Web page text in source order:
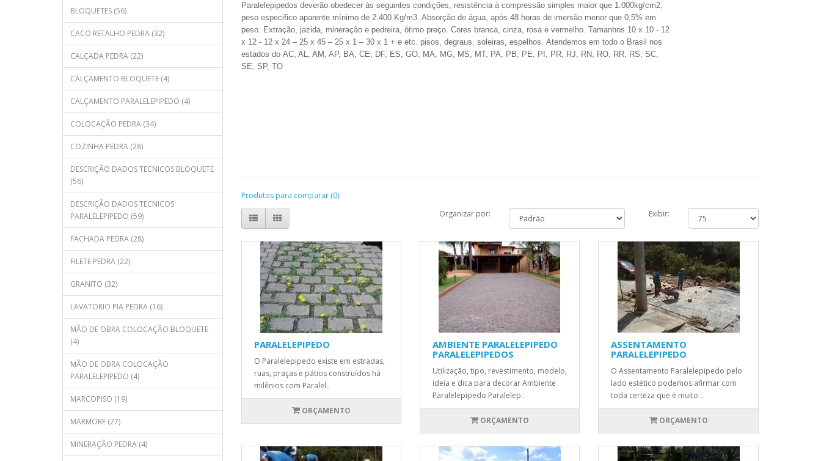
BLOQUETES (56)
CACO RETALHO PEDRA (32)
CALÇADA PEDRA (22)
CALÇAMENTO BLOQUETE (4)
CALÇAMENTO PARALELEPIPEDO (4)
COLOCAÇÃO PEDRA (34)
COZINHA PEDRA (28)
DESCRIÇÃO DADOS TECNICOS BLOQUETE
(56)
DESCRIÇÃO DADOS TECNICOS
PARALELEPIPEDO (59)
FACHADA PEDRA (28)
FILETE PEDRA (22)
GRANITO (32)
LAVATORIO PIA PEDRA (16)
MÃO DE OBRA COLOCAÇÃO BLOQUETE
(4)
MÃO DE OBRA COLOCAÇÃO
PARALELEPIPEDO (4)
MARCOPISO (19)
MARMORE (27)
MINERAÇÃO PEDRA (4)
Paralelepipedos deverão obedecer às seguintes condições, resistência à compressão simples maior que 1.000kg/cm2,
peso especifico aparente mínimo de 2.400 Kg/m3. Absorção de água, após 48 horas de imersão menor que 0,5% em
peso. Extração, jazida, mineração e pedreira, ótimopreço. Cores branca, cinza, rosa e vermelho. Tamanhos 10 x 10 - 12
x 12 - 12 x 24 – 25 x 45 – 25 x 1 – 30 x 1 + e etc. pisos, degraus, soleiras, espelhos. Atendemos em todo o Brasil nos
estados do AC, AL, AM, AP, BA, CE, DF, ES, GO, MA, MG, MS, MT, PA, PB, PE, PI, PR, RJ, RN, RO, RR, RS, SC,
SE, SP, TO
Produtos para comparar (0)
Organizar por:
Exibir:
PARALELEPIPEDO
O Paralelepipedo existe em estradas,
ruas, praças e pátios construídos há
milênios com Paralel..
ORÇAMENTO
AMBIENTE PARALELEPIPEDO
PARALELEPIPEDOS
Utilização, tipo, revestimento, modelo,
ideia e dica para decorar Ambiente
Paralelepipedo Paralelep..
ORÇAMENTO
ASSENTAMENTO
PARALELEPIPEDO
O Assentamento Paralelepipedo pelo
lado estético podemos afirmar com
toda certeza que é muito ..
ORÇAMENTO